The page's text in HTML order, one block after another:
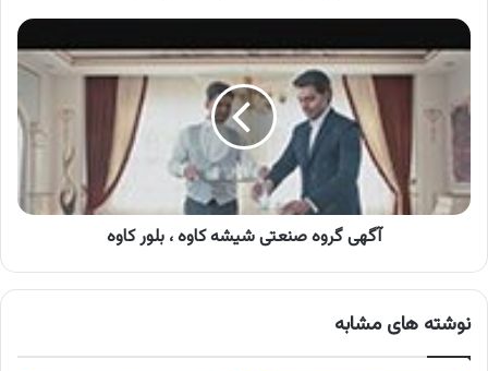
آگهی
گروه
شیشه
کاوه
،
کاوه
آگهی گروه صنعتی شیشه کاوه ، بلور کاوه
نوشته های مشابه